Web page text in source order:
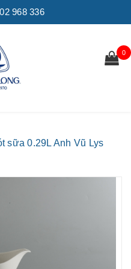
968 336
0
sữa 0.29L Anh Vũ Lys